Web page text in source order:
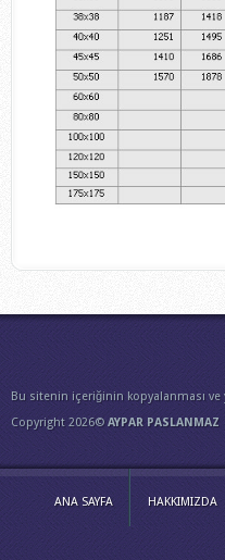
Bu sitenin içeriğinin kopyalanması ve
Copyright 2026©AYPAR PASLANMAZ
ANA SAYFA HAKKIMIZDA